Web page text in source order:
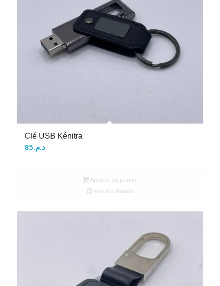
Clé USB Kénitra
د.م.85
Ajouter au panier
Voir les détails